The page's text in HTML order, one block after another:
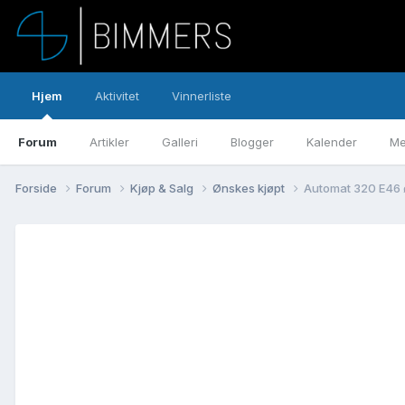
Hjem
Forum Artikler Galleri Blogger Kalender
Aktivitet Vinnerliste
Forside Forum Kjøp & Salg Ønskes kjøpt Automat 320 E46